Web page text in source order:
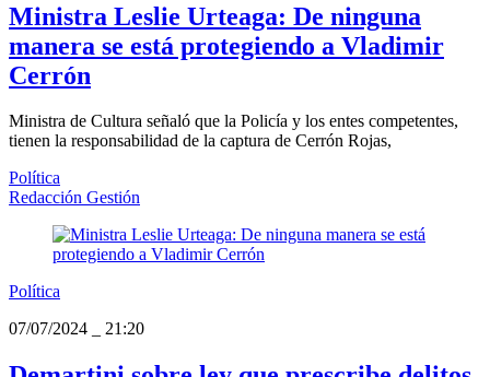
Ministra Leslie Urteaga: De ninguna
manera se está protegiendo a Vladimir
Cerrón
Ministra de Cultura señaló que la Policía y los entes competentes,
tienen la responsabilidad de la captura de Cerrón Rojas,
Política
Redacción Gestión
Política
07/07/2024
21:20